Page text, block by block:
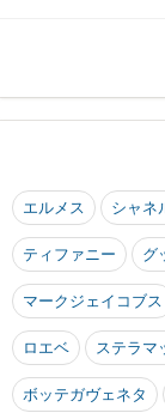
エルメス シャネ
ティファニー グ
マークジェイコブス
ロエベ ステラマ
ボッテガヴェネタ